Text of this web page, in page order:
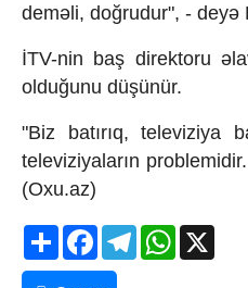
deməli, doğrudur", - deyə
İTV-nin baş direktoru
olduğunu düşünür.
"Biz batırıq, televiziya
televiziyaların
(Oxu.az)
ShareFacebookTelegramWhatsApp